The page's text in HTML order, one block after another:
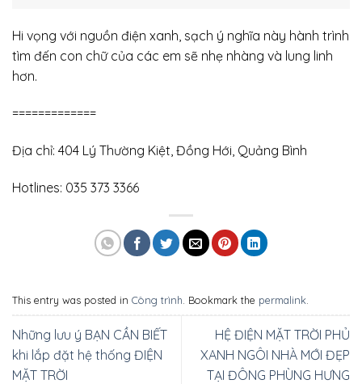
Hi vọng với nguồn điện xanh, sạch ý nghĩa này hành trình
tìm đến con chữ của các em sẽ nhẹ nhàng và lung linh
hơn.
=============
Địa chỉ: 404 Lý Thường Kiệt, Đồng Hới, Quảng Bình
Hotlines: 035 373 3366
This entry was posted in Công trình . Bookmark the permalink
Những lưu ý BẠN CẦN BIẾT
khi lắp đặt hệ thống ĐIỆN
MẶT TRỜI
HỆ ĐIỆN MẶT TRỜI PHỦ
XANH NGÔI NHÀ MỚI ĐẸP
TẠI ĐÔNG PHÙNG HƯNG